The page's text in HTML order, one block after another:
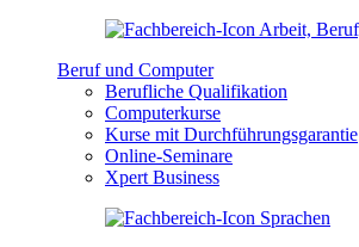
Beruf und Computer
Berufliche Qualifikation
Computerkurse
Kurse mit Durchführungsgarantie
Online-Seminare
Xpert Business